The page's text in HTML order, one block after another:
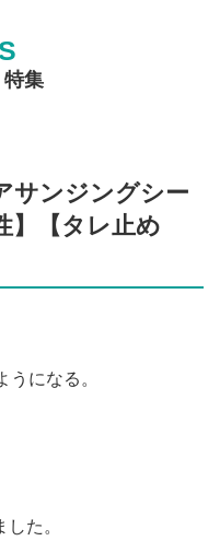
特集
サンジングシー
】【タレ止め
になる。
た。